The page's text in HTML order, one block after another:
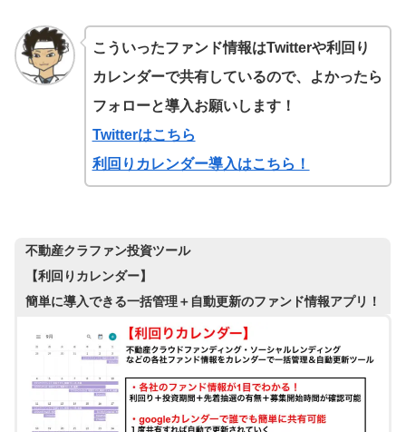
こういったファンド情報はTwitterや利回り
カレンダーで共有しているので、よかったら
フォローと導入お願いします！
Twitterはこちら
利回りカレンダー導入はこちら！
不動産クラファン投資ツール
【利回りカレンダー】
簡単に導入できる一括管理＋自動更新のファンド情報アプリ！